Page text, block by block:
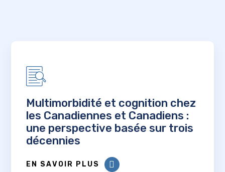
Multimorbidité et cognition chez
les Canadiennes et Canadiens :
une perspective basée sur trois
décennies
EN SAVOIR PLUS